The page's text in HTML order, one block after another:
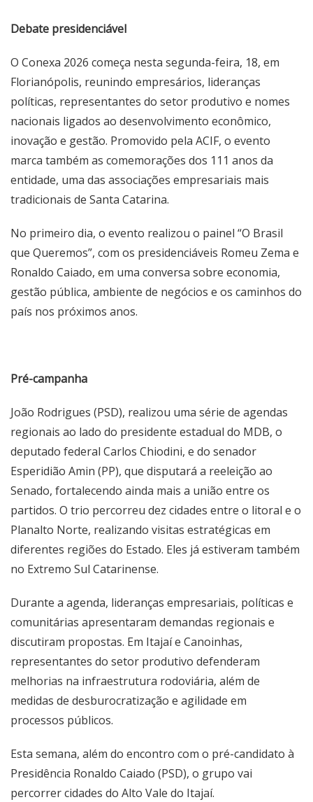
Debate presidenciável
O Conexa 2026 começa nesta segunda-feira, 18, em
Florianópolis, reunindo empresários, lideranças
políticas, representantes do setor produtivo e nomes
nacionais ligados ao desenvolvimento econômico,
inovação e gestão. Promovido pela ACIF, o evento
marca também as comemorações dos 111 anos da
entidade, uma das associações empresariais mais
tradicionais de Santa Catarina.
No primeiro dia, o evento realizou o painel “O Brasil
que Queremos”, com os presidenciáveis Romeu Zema e
Ronaldo Caiado, em uma conversa sobre economia,
gestão pública, ambiente de negócios e os caminhos do
país nos próximos anos.
Pré-campanha
João Rodrigues (PSD), realizou uma série de agendas
regionais ao lado do presidente estadual do MDB, o
deputado federal Carlos Chiodini, e do senador
Esperidião Amin (PP), que disputará a reeleição ao
Senado, fortalecendo ainda mais a união entre os
partidos. O trio percorreu dez cidades entre o litoral e o
Planalto Norte, realizando visitas estratégicas em
diferentes regiões do Estado. Eles já estiveram também
no Extremo Sul Catarinense.
Durante a agenda, lideranças empresariais, políticas e
comunitárias apresentaram demandas regionais e
discutiram propostas. Em Itajaí e Canoinhas,
representantes do setor produtivo defenderam
melhorias na infraestrutura rodoviária, além de
medidas de desburocratização e agilidade em
processos públicos.
Esta semana, além do encontro com o pré-candidato à
Presidência Ronaldo Caiado (PSD), o grupo vai
percorrer cidades do Alto Vale do Itajaí.